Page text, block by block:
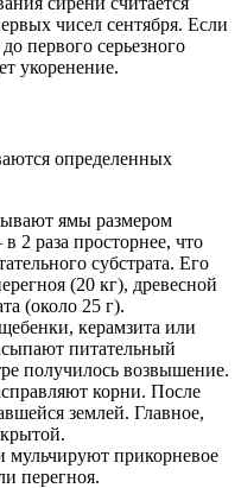
чисел сентября. Если
первого серьезного
укоренение.
определенных
ямы размером
2 раза просторнее, что
субстрата. Его
(20 кг), древесной
(около 25 г).
керамзита или
питательный
получилось возвышение.
корни. После
землей. Главное,
мульчируют прикорневое
перегноя.